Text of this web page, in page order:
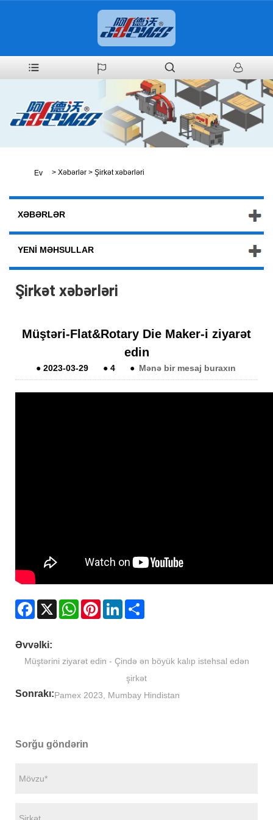
Ev > Xəbərlər > Şirkət xəbərləri
XƏBƏRLƏR
YENI MƏHSULLAR
Şirkət xəbərləri
Müştəri-Flat&Rotary Die Maker-i ziyarət
edin
● 2023-03-29 ● 4 ● Mənə bir mesaj buraxın
Facebook
X WhatsAppPinterestLinkedIn
Əvvəlki:
Müştərini ziyarət edin - Çində ən böyük kalıp istehsal edən
şirkət
Sonrakı:Pamex 2023, Mumbay Hindistan
Sorğu göndərin